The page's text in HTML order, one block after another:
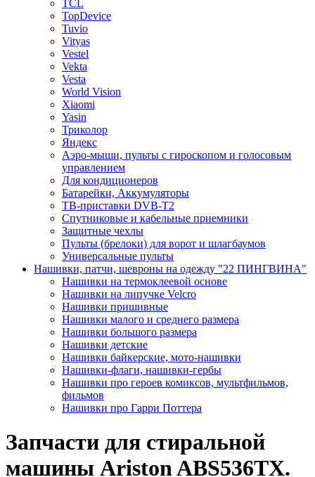
TCL
TopDevice
Tuvio
Vityas
Vestel
Vekta
Vesta
World Vision
Xiaomi
Yasin
Триколор
Яндекс
Аэро-мыши, пульты с гироскопом и голосовым
управлением
Для кондиционеров
Батарейки, Аккумуляторы
ТВ-приставки DVB-T2
Спутниковые и кабельные приемники
Защитные чехлы
Пульты (брелоки) для ворот и шлагбаумов
Универсальные пульты
Нашивки, патчи, шевроны на одежду "22 ПИНГВИНА"
Нашивки на термоклеевой основе
Нашивки на липучке Velcro
Нашивки пришивные
Нашивки малого и среднего размера
Нашивки большого размера
Нашивки детские
Нашивки байкерские, мото-нашивки
Нашивки-флаги, нашивки-гербы
Нашивки про героев комиксов, мультфильмов,
фильмов
Нашивки про Гарри Поттера
Запчасти для стиральной
машины Ariston ABS536TX.